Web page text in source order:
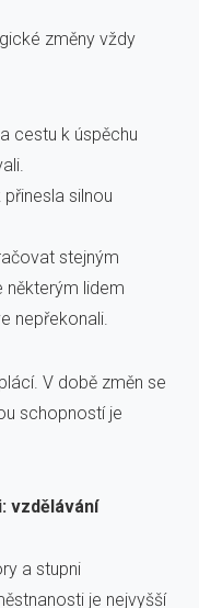
změny vždy
cestu k úspěchu
silnou
stejným
některým lidem
nepřekonali.
V době změn se
schopností je
vzdělávání
a stupni
je nejvyšší